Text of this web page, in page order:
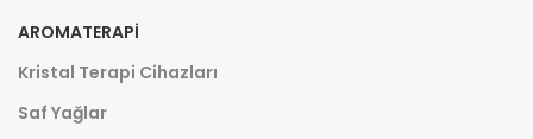
AROMATERAPI
Kristal Terapi Cihazları
Saf Yağlar